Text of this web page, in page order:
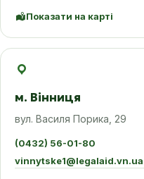
Показати на карті
м. Вінниця
вул. Василя Порика, 29
(0432) 56-01-80
vinnytske1@legalaid.vn.ua